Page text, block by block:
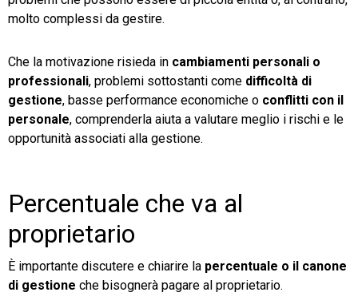
molto complessi da gestire.
Che la motivazione risieda in cambiamenti personali o
professionali, problemi sottostanti come difficoltà di
gestione, basse performance economiche o conflitti con il
personale, comprenderla aiuta a valutare meglio i rischi e le
opportunità associati alla gestione.
Percentuale che va al
proprietario
È importante discutere e chiarire la percentuale o il canone
di gestione che bisognerà pagare al proprietario.